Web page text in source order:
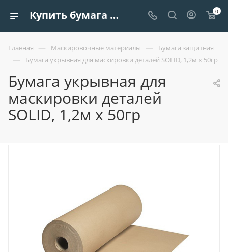
Купить бумага укрывная для маскировки деталей solid, 1,2м х 50гр | Европроект Tрейдинг 0
Главная — Маскировочные материалы — Бумага защитная
— Бумага укрывная для маскировки деталей SOLID, 1,2м х 50гр
Бумага укрывная для
маскировки деталей
SOLID, 1,2м х 50гр